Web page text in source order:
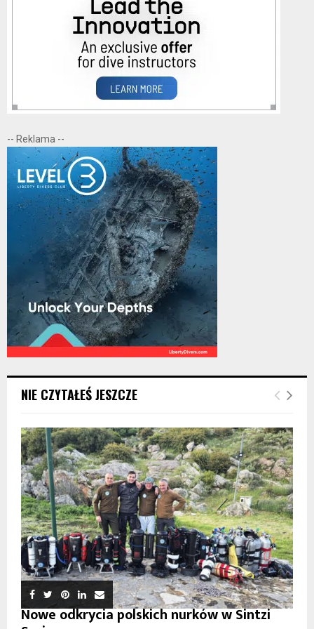
-- Reklama --
NIE CZYTAŁEŚ JESZCZE
Nowe odkrycia polskich nurków w Sintzi